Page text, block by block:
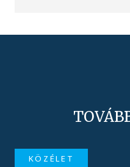
KÖZÉLET